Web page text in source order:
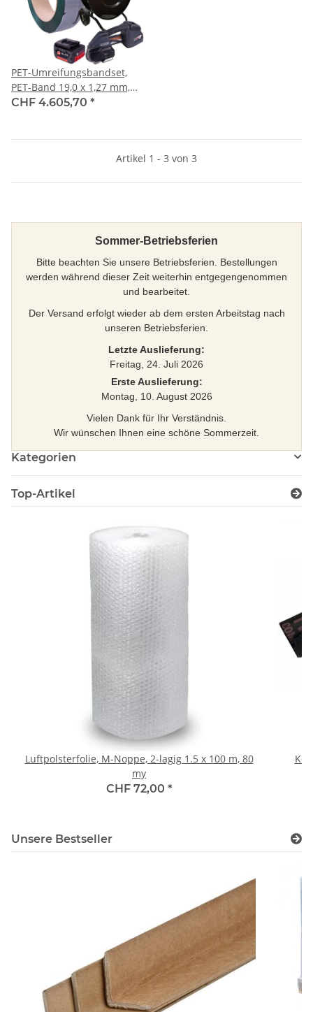
PET-Umreifungsbandset,
PET-Band 19,0 x 1,27 mm,
870 kg Reissfestigkeit
CHF 4.605,70 *
Artikel 1 - 3 von 3
Sommer-Betriebsferien
Bitte beachten Sie unsere Betriebsferien. Bestellungen
werden während dieser Zeit weiterhin entgegengenommen
und bearbeitet.
Der Versand erfolgt wieder ab dem ersten Arbeitstag nach
unseren Betriebsferien.
Letzte Auslieferung:
Freitag, 24. Juli 2026
Erste Auslieferung:
Montag, 10. August 2026
Vielen Dank für Ihr Verständnis.
Wir wünschen Ihnen eine schöne Sommerzeit.
Kategorien
Top-Artikel
Luftpolsterfolie, M-Noppe, 2-lagig 1.5 x 100 m, 80
my
CHF 72,00 *
Unsere Bestseller